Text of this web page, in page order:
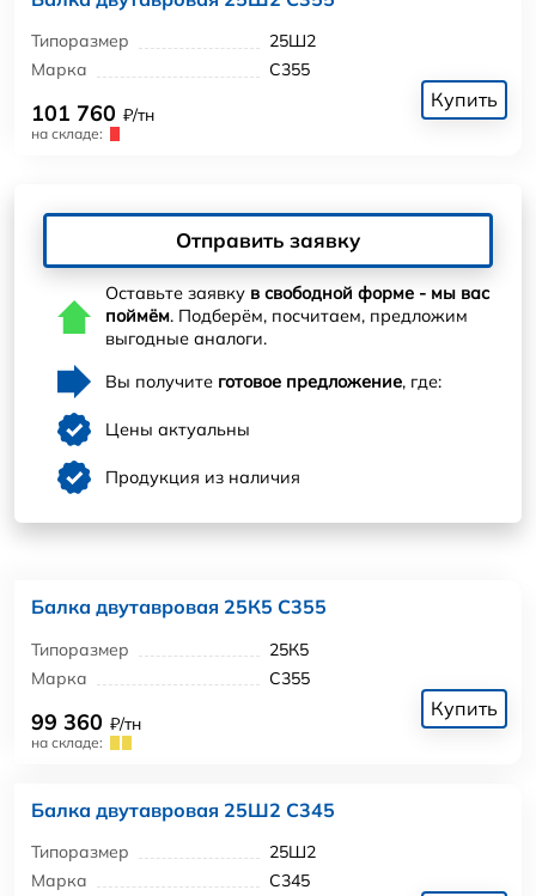
Типоразмер
25Ш2
Марка
С355
101 760 ₽/тн
на складе:
Купить
Отправить заявку
Оставьте заявку в свободной форме - мы вас
поймём. Подберём, посчитаем, предложим
выгодные аналоги.
Вы получите готовое предложение, где:
Цены актуальны
Продукция из наличия
Балка двутавровая 25К5 С355
Типоразмер
25К5
Марка
С355
99 360 ₽/тн
на складе:
Купить
Балка двутавровая 25Ш2 С345
Типоразмер
25Ш2
Марка
С345